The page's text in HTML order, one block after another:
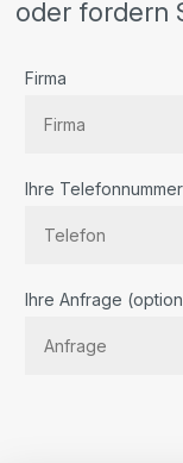
oder fordern
Firma
Ihre Telefonnummer
Sie
Ihre Anfrage